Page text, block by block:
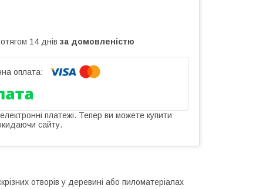
14 днів за домовленістю
платежі. Тепер ви можете купити
сайту.
отворів у деревині або пиломатеріалах